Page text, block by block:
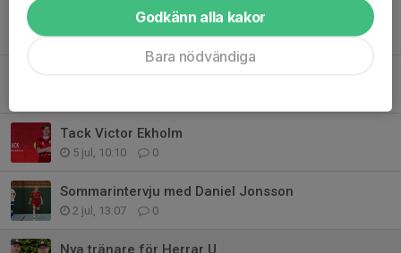
Sommarintervju med Thomas Brejding
16 jul, 23:03 0
Tack Victor Ekholm
5 jul, 10:10 0
Sommarintervju med Daniel Jonsson
2 jul, 13:07 0
Nya tränare för Herrar U
Godkänn alla kakor
Bara nödvändiga